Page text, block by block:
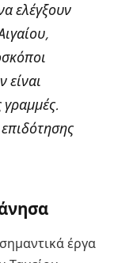
ελέγξουν
είναι
γραμμές.
έργα